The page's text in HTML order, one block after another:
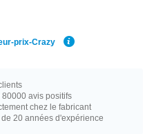
prix-Crazy
80000 avis positifs
chez le fabricant
de 20 années d'expérience